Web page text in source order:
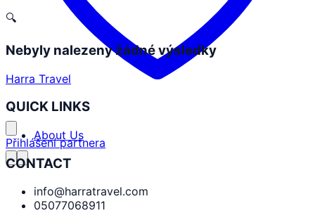
Přihlášení partnera
🔍
Nebyly nalezeny žádné výsledky
Harra Travel
QUICK LINKS
About Us
CONTACT
info@harratravel.com
05077068911